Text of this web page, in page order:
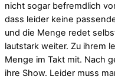
nicht sogar befremdlich
dass leider keine
und die Menge redet
lautstark weiter. Zu ihrem
Menge im Takt mit. Nach
ihre Show. Leider muss